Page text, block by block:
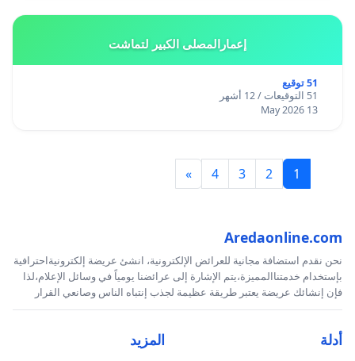
إعمارالمصلى الكبير لتماشت
51 توقيع
51 التوقيعات / 12 أشهر
13 May 2026
1
2
3
4
»
Aredaonline.com
نحن نقدم استضافة مجانية للعرائض الإلكترونية، انشئ عريضة إلكترونيةاحترافية
بإستخدام خدمتناالمميزة،يتم الإشارة إلى عرائضنا يومياً في وسائل الإعلام،لذا
فإن إنشائك عريضة يعتبر طريقة عظيمة لجذب إنتباه الناس وصانعي القرار
أدلة المزيد